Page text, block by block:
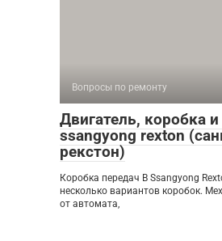
Вопросы по ремонту
Двигатель, коробка
ssangyong rexton
рекстон)
Коробка передач В Ssangyong
несколько вариантов коробок.
от автомата,